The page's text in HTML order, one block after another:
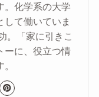
。化学系の大学
して働いていま
。「家に引きこ
ーに、役立つ情